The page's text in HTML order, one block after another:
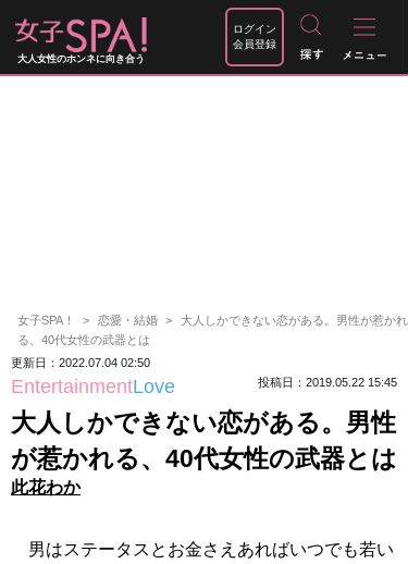
大人女性のホンネに向き合う
ログイン
会員登録
女子SPA！ 恋愛・結婚
大人しかできない恋がある。男性が惹かれ
る、40代女性の武器とは
更新日：2022.07.04 02:50
EntertainmentLove 投稿日：2019.05.22 15:45
大人しかできない恋がある。男性
が惹かれる、40代女性の武器とは
此花わか
男はステータスとお金さえあればいつでも若い